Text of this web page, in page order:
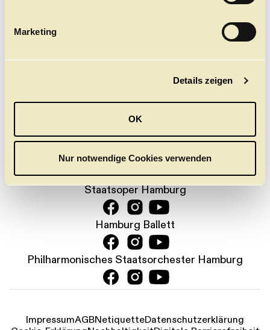
l
Marketing
Details zeigen
OK
Nur notwendige Cookies verwenden
Einer für Alle. Und nichts mehr verpassen! Mit unserem
PRESSEKONTAKTDANKEJOBS
KARTENTELEFON:
+49 (0) 40 35 68 68
Staatsoper Hamburg
Hamburg Ballett
Philharmonisches Staatsorchester Hamburg
ImpressumAGBNetiquetteDatenschutz­erklärung